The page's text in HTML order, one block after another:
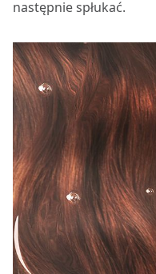
następnie spłukać.